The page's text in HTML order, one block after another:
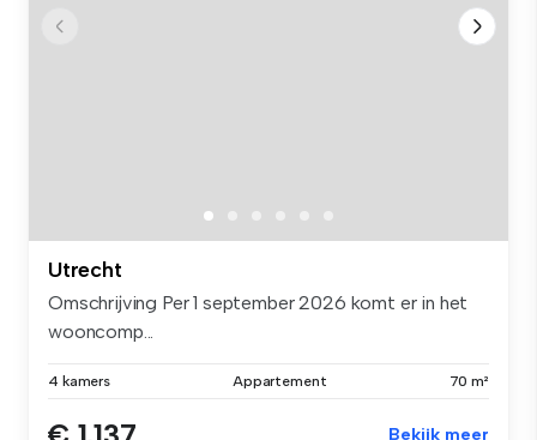
Utrecht
Omschrijving Per 1 september 2026 komt er in het
wooncomp...
4 kamers Appartement 70 m²
Bekijk meer